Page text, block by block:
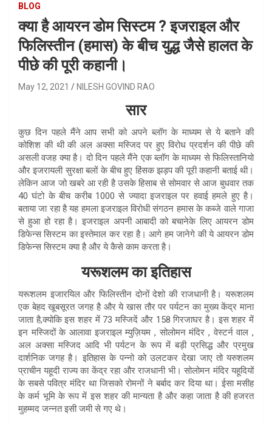
BLOG
क्या है आयरन डोम सिस्टम ? इजराइल और
फिलिस्तीन (हमास) के बीच युद्ध जैसे हालत के
पीछे की पूरी कहानी।
May 12, 2021 NILESH GOVIND RAO
सार
कुछ दिन पहले मैंने आप सभी को अपने ब्लॉग के माध्यम से ये बताने की
कोशिश की थी की अल अक्सा मस्जिद पर हुए विरोध प्रदर्शन की पीछे की
असली वजह क्या है। दो दिन पहले मैंने एक ब्लॉग के माध्यम से फिलिस्तानियो
और इजरायली सुरक्षा बलों के बीच हुए हिंसक झड़प की पूरी कहानी बताई थी।
लेकिन आज जो खबरे आ रही है उसके हिसाब से सोमवार से आज बुधवार तक
40 घंटो के बीच करीब 1000 से ज्यादा इजराइल पर हवाई हमले हुए है।
बताया जा रहा है यह हमला इजराइल विरोधी संगठन हमास के कब्जे वाले गाजा
से हुआ हो रहा है। इजराइल अपनी आबादी को बचानेके लिए आयरन डोम
डिफेन्स सिस्टम का इस्तेमाल कर रहा है। आगे हम जानेगे की ये आयरन डोम
डिफेन्स सिस्टम क्या है और ये कैसे काम करता है।
यरूशलम का इतिहास
यरूशलम इजारयिल और फिलिस्तीन दोनों देशो की राजधानी है। यरूशलम
एक बेहद खूबसूरत जगह है और ये खास तौर पर पर्यटन का मुख्य केंद्र माना
जाता है,क्योकि इस शहर में 73 मस्जिदें और 158 गिरजाघर है। इस शहर में
इन मस्जिदों के आलावा इजराइल म्युज़ियम , सोलोमन मंदिर , वेस्टर्न वाल ,
अल अक्सा मस्जिद आदि भी पर्यटन के रूप में बड़ी प्रसिद्ध और प्रमुख
दार्शनिक जगह है। इतिहास के पन्नो को उलटकर देखा जाए तो यरुशलम
प्राचीन यहूदी राज्य का केंद्र रहा और राजधानी भी। सोलोमन मंदिर यहूदियों
के सबसे पवित्र मंदिर था जिसको रोमनों ने बर्बाद कर दिया था। ईसा मसीह
के कर्म भूमि के रूप में इस शहर की मान्यता है और कहा जाता है की हजरत
मुहम्मद जन्नत इसी जमी से गए थे।